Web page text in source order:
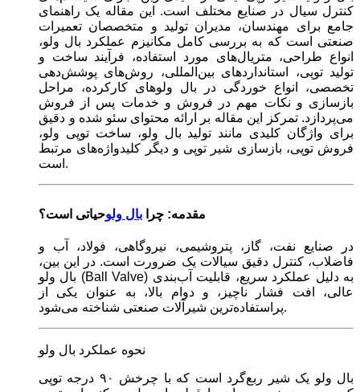
کنترل سیال در صنایع مختلف است. این مقاله یک راهنمای
جامع برای مهندسان، مدیران تولید و متخصصان تعمیرات
صنعتی است که به بررسی کامل مکانیزم عملکرد بال ولو،
انواع طراحی، متریال‌های مورد استفاده، فرآیند ساخت و
تولید توپی، استانداردهای بین‌المللی، روش‌های پوشش‌دهی
تخصصی، انواع خوردگی در بال ولوهای کارکرده، مراحل
بازسازی و نکات مهم در فروش و خدمات پس از فروش
می‌پردازد. تمرکز این مقاله بر ارائه محتوای سئو شده و دقیق
برای واژگان کلیدی مانند تولید بال ولو، ساخت توپی ولو،
فروش توپی، بازسازی شیر توپی و دیگر کلیدواژه‌های مرتبط
است.
مقدمه: چرا بال ولوحیاتی است؟
در صنایع نفت، گاز، پتروشیمی، نیروگاهی، فولاد، آب و
فاضلاب، کنترل دقیق سیالات یک ضرورت است. در این بین،
بال ولو (Ball Valve) به دلیل عملکرد سریع، قابلیت آب‌بندی
عالی، افت فشار ناچیز، و دوام بالا، به عنوان یکی از
پراستفاده‌ترین شیرآلات صنعتی شناخته می‌شود.
نحوه عملکرد بال ولو
بال ولو یک شیر ربع‌گرد است که با چرخش ۹۰ درجه توپی